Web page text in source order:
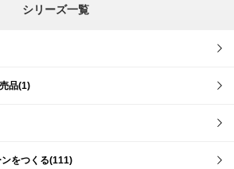
シリーズ一覧
品(1)
をつくる(111)